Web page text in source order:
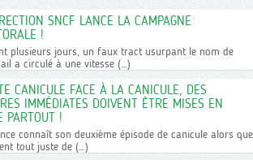
SNCF LANCE LA CAMPAGNE
!
plusieurs jours, un faux tract usurpant le nom de
a circulé à une vitesse (…)
CANICULE FACE À LA CANICULE, DES
IMMÉDIATES DOIVENT ÊTRE MISES EN
PARTOUT !
connaît son deuxième épisode de canicule alors que
tout juste de (…)